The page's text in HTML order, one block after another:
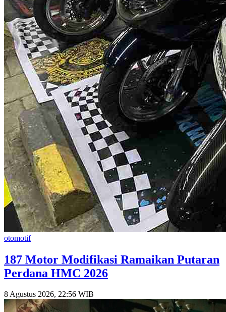
otomotif
187 Motor Modifikasi Ramaikan Putaran
Perdana HMC 2026
8 Agustus 2026, 22:56 WIB